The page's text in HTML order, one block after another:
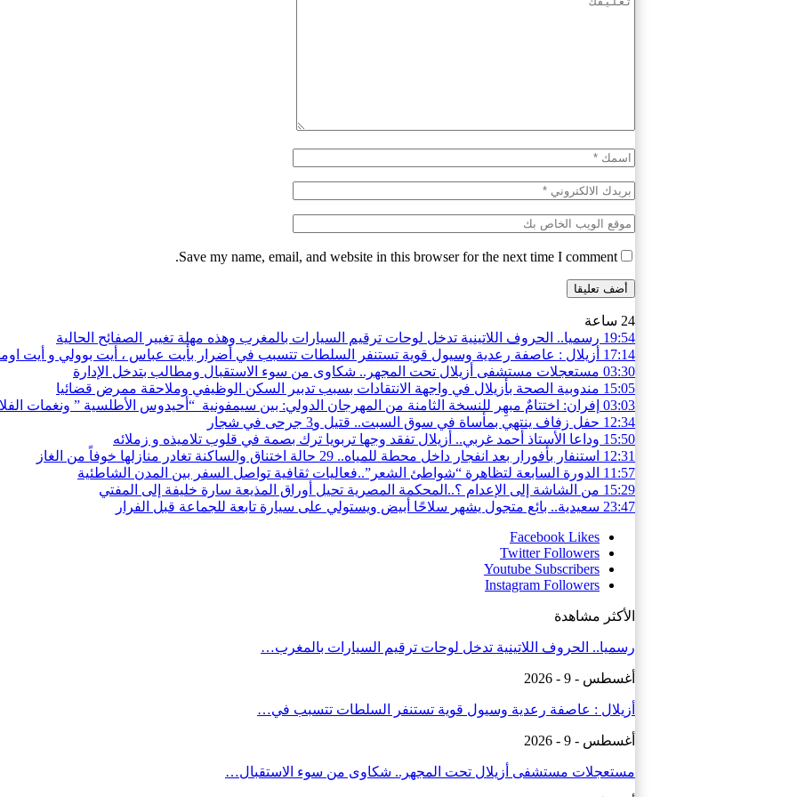
Save my name, email, and website in this browser for the next time I comment.
24 ساعة
19:54 رسميا.. الحروف اللاتينية تدخل لوحات ترقيم السيارات بالمغرب وهذه مهلة تغيير الصفائح الحالية
17:14 أزيلال : عاصفة رعدية وسيول قوية تستنفر السلطات تتسبب في أضرار بأيت عباس ، أيت بوولي و أيت
03:30 مستعجلات مستشفى أزيلال تحت المجهر.. شكاوى من سوء الاستقبال ومطالب بتدخل الإدارة
15:05 مندوبية الصحة بأزيلال في واجهة الانتقادات بسبب تدبير السكن الوظيفي وملاحقة ممرض قضائيا
03:03 إفران: اختتامٌ مبهِر للنسخة الثامنة من المهرجان الدولي: بين سيمفونية “أحيدوس الأطلسية ” ونغمات
12:34 حفل زفاف ينتهي بمأساة في سوق السبت.. قتيل و3 جرحى في شجار
15:50 وداعا الأستاذ أحمد غربي.. أزيلال تفقد وجها تربويا ترك بصمة في قلوب تلاميذه و زملائه
12:31 استنفار بأفورار بعد انفجار داخل محطة للمياه.. 29 حالة اختناق والساكنة تغادر منازلها خوفاً من الغاز
11:57 الدورة السابعة لتظاهرة “شواطئ الشعر”..فعاليات ثقافية تواصل السفر بين المدن الشاطئية
15:29 من الشاشة إلى الإعدام ؟..المحكمة المصرية تحيل أوراق المذيعة سارة خليفة إلى المفتي
23:47 سعيدية.. بائع متجول يشهر سلاحًا أبيض ويستولي على سيارة تابعة للجماعة قبل الفرار
Facebook Likes
Twitter Followers
Youtube Subscribers
Instagram Followers
الأكثر مشاهدة
رسميا.. الحروف اللاتينية تدخل لوحات ترقيم السيارات بالمغرب…
أغسطس - 9 - 2026
أزيلال : عاصفة رعدية وسيول قوية تستنفر السلطات تتسبب في…
أغسطس - 9 - 2026
مستعجلات مستشفى أزيلال تحت المجهر.. شكاوى من سوء الاستقبال…